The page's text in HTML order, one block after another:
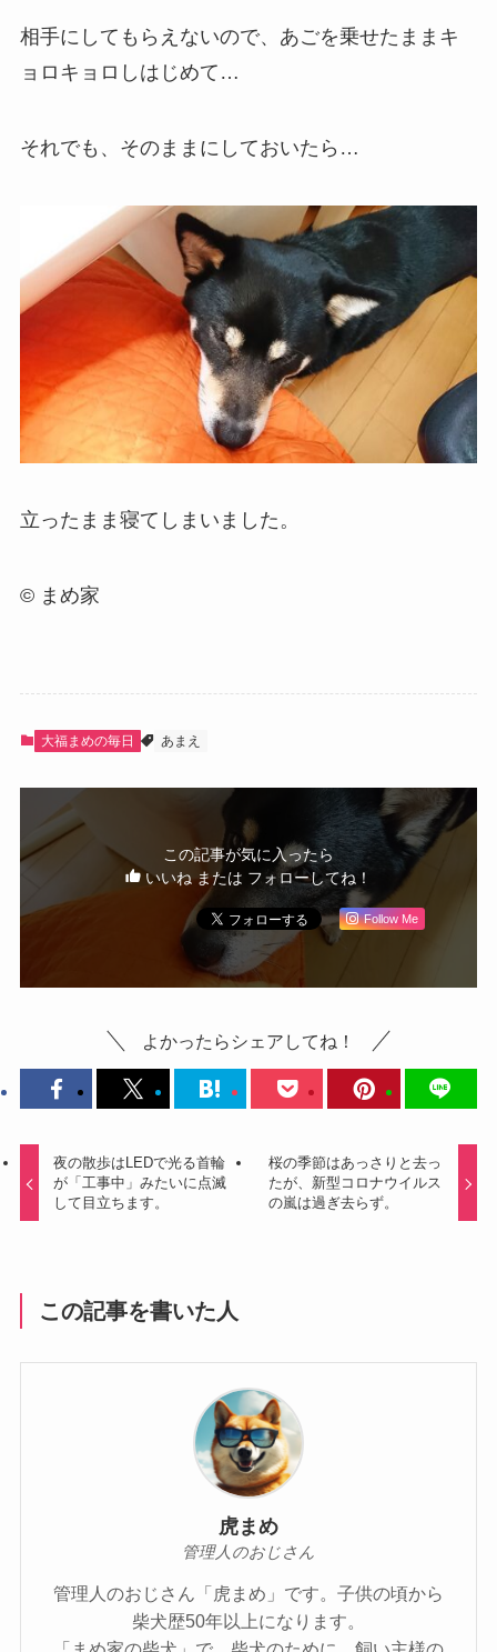
相手にしてもらえないので、あごを乗せたままキ
ョロキョロしはじめて…
それでも、そのままにしておいたら…
立ったまま寝てしまいました。
© まめ家
大福まめの毎日 あまえ
この記事が気に入ったら
いいね または フォローしてね！
Follow Me
よかったらシェアしてね！
夜の散歩はLEDで光る首輪
が「工事中」みたいに点滅
して目立ちます。
桜の季節はあっさりと去っ
たが、新型コロナウイルス
の嵐は過ぎ去らず。
この記事を書いた人
虎まめ
管理人のおじさん
管理人のおじさん「虎まめ」です。子供の頃から
柴犬歴50年以上になります。